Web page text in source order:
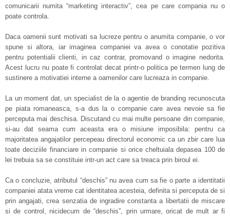
comunicarii numita “marketing interactiv”, cea pe care compania nu o
poate controla.
Daca oamenii sunt motivati sa lucreze pentru o anumita companie, o vor
spune si altora, iar imaginea companiei va avea o conotatie pozitiva
pentru potentialii clienti, in caz contrar, promovand o imagine nedorita.
Acest lucru nu poate fi controlat decat printr-o politica pe termen lung de
sustinere a motivatiei interne a oamenilor care lucreaza in companie.
La un moment dat, un specialist de la o agentie de branding recunoscuta
pe piata romaneasca, s-a dus la o companie care avea nevoie sa fie
perceputa mai deschisa. Discutand cu mai multe persoane din companie,
si-au dat seama cum aceasta era o misiune imposibila: pentru ca
majoritatea angajatilor percepeau directorul economic ca un zbir care lua
toate deciziile financiare in companie si orice cheltuiala depasea 100 de
lei trebuia sa se constituie intr-un act care sa treaca prin biroul ei.
Ca o concluzie, atributul “deschis” nu avea cum sa fie o parte a identitatii
companiei atata vreme cat identitatea acesteia, definita si perceputa de si
prin angajati, crea senzatia de ingradire constanta a libertatii de miscare
si de control, nicidecum de “deschis”, prin urmare, oricat de mult ar fi